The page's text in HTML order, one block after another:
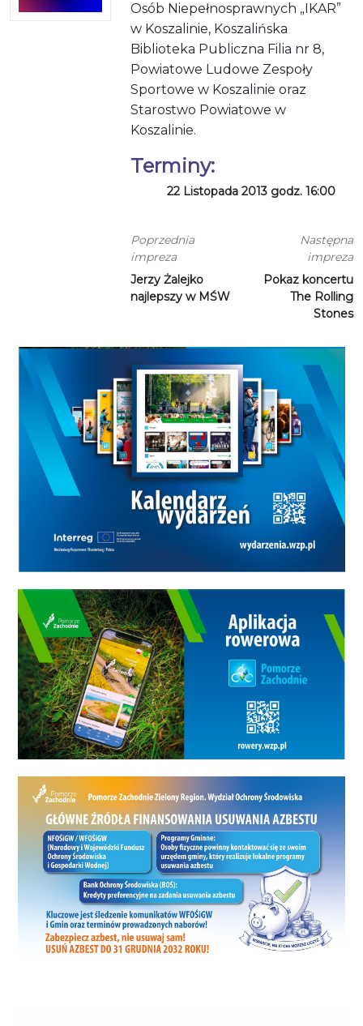
Osób Niepełnosprawnych „IKAR”
w Koszalinie, Koszalińska
Biblioteka Publiczna Filia nr 8,
Powiatowe Ludowe Zespoły
Sportowe w Koszalinie oraz
Starostwo Powiatowe w
Koszalinie.
Terminy:
22 Listopada 2013 godz. 16:00
Poprzednia
impreza
Jerzy Żalejko
najlepszy w MŚW
Następna
impreza
Pokaz koncertu
The Rolling
Stones